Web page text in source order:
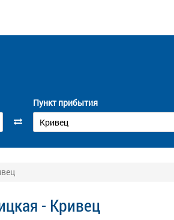
Пункт прибытия
- Кривец